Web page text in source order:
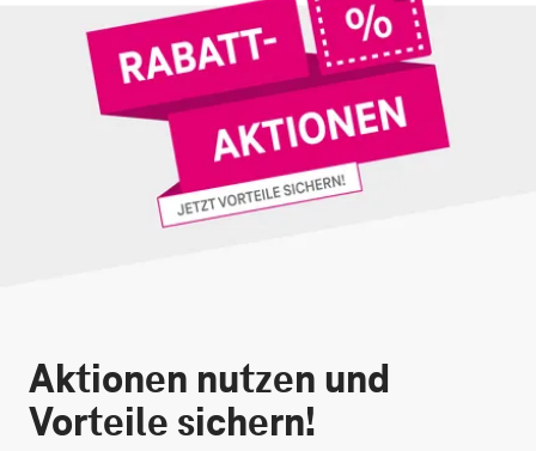
Aktionen nutzen und
Vorteile sichern!